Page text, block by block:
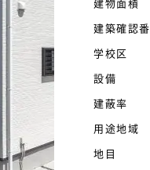
建築確認
学校区
設備
建蔽率
用途地域
地目